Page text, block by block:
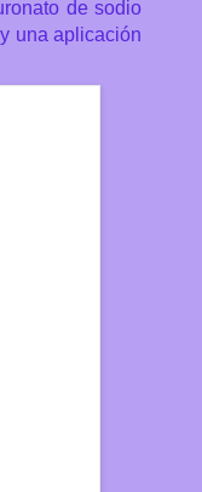
de sodio
una aplicación